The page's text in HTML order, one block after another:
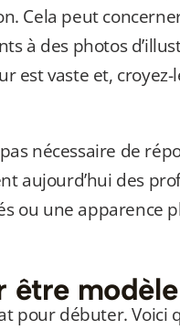
Cela peut
à des photos
est vaste et,
nécessaire de
aujourd’hui des
ou une apparence
pour débuter. Voici